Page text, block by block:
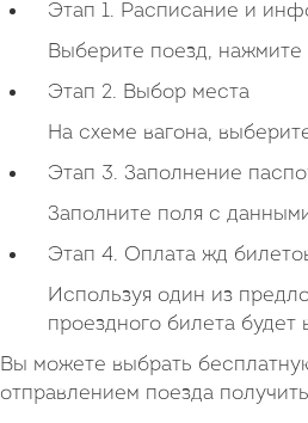
Этап 1. Расписание и
Выберите поезд, нажмите
Этап 2. Выбор места
На схеме вагона,
Этап 3. Заполнение
Заполните поля с
Этап 4. Оплата жд
Используя один из
проездного билета
Вы можете выбрать
отправлением поезда